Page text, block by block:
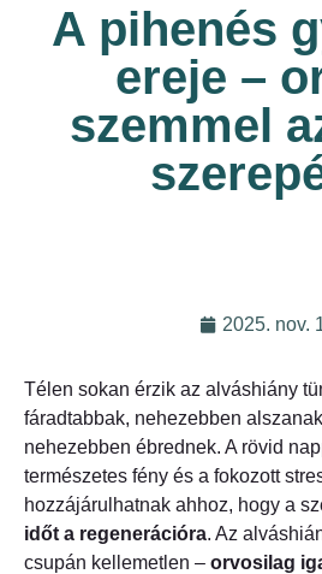
A pihenés
ereje –
szemmel
2025. nov.
Télen sokan érzik az alváshiány
fáradtabbak, nehezebben
nehezebben ébrednek. A rövid
természetes fény és a fokozott
hozzájárulhatnak ahhoz, hogy a
időt a regenerációra. Az
csupán kellemetlen – orvosilag